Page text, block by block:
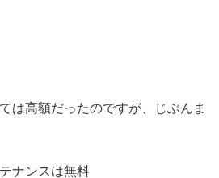
は高額だったのですが、じぶんま
ナンスは無料